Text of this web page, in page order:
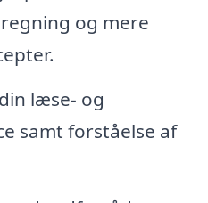
og mere
læse- og
samt forståelse af